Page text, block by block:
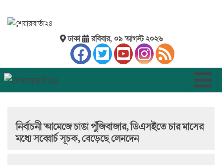
ঢাকা রবিবার, ০৯ আগস্ট ২০২৬
নির্বাচনী আমেজে চাঙা পুঁজিবাজার, ডিএসইতে চার মাসের
মধ্যে সব্বোর্চ সূচক, বেড়েছে লেনদেন